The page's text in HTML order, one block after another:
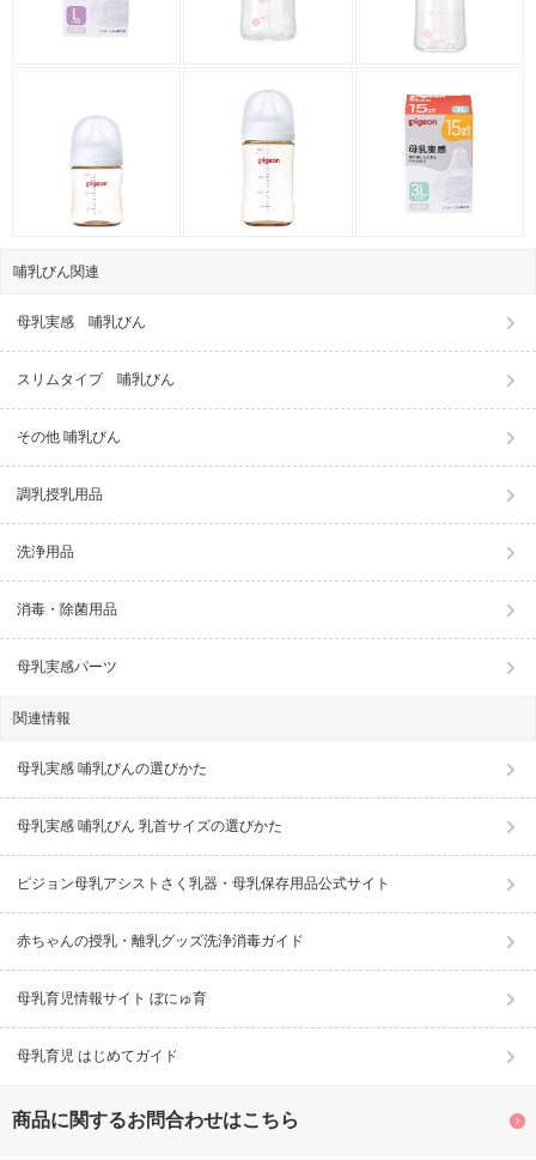
哺乳びん関連
母乳実感 哺乳びん
スリムタイプ 哺乳びん
その他 哺乳びん
調乳授乳用品
洗浄用品
消毒・除菌用品
母乳実感パーツ
関連情報
母乳実感 哺乳びんの選びかた
母乳実感 哺乳びん 乳首サイズの選びかた
ピジョン母乳アシストさく乳器・母乳保存用品公式サイト
赤ちゃんの授乳・離乳グッズ洗浄消毒ガイド
母乳育児情報サイト ぼにゅ育
母乳育児 はじめてガイド
商品に関するお問合わせはこちら